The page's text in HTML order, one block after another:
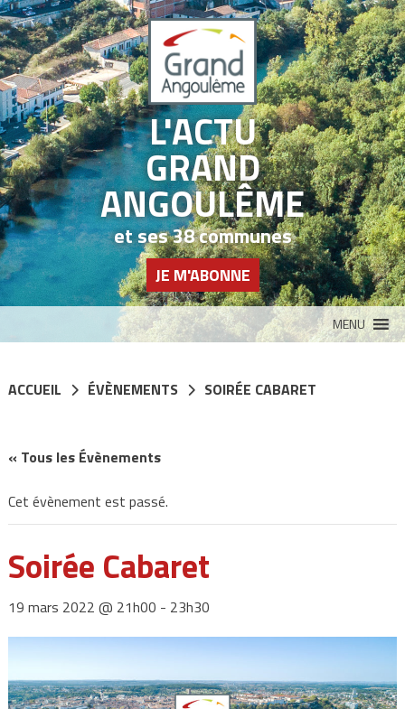
L'ACTU
GRAND
ANGOULÊME
et ses 38 communes
JE M'ABONNE
MENU
ACCUEIL ÉVÈNEMENTS SOIRÉE CABARET
« Tous les Évènements
Cet évènement est passé.
Soirée Cabaret
19 mars 2022 @ 21h00 - 23h30
Panneau de gestion des cookies